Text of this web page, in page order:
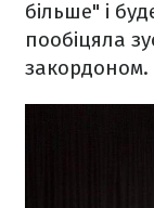
більше" і
пообіцяла
закордоном.